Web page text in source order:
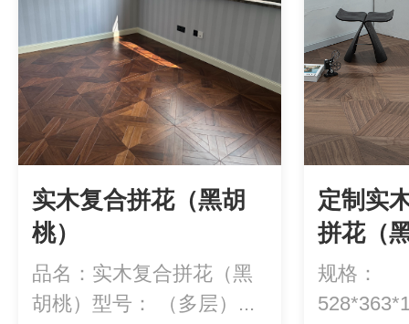
实木复合拼花（黑胡
桃）
品名：实木复合拼花（黑
胡桃）型号： （多层）...
定制实
拼花（
YXH35
YXH35-
规格：